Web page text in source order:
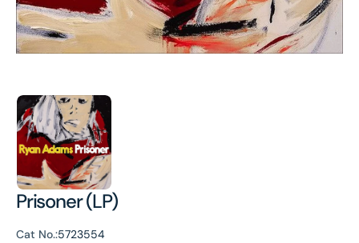
Prisoner (LP)
Cat No.:5723554